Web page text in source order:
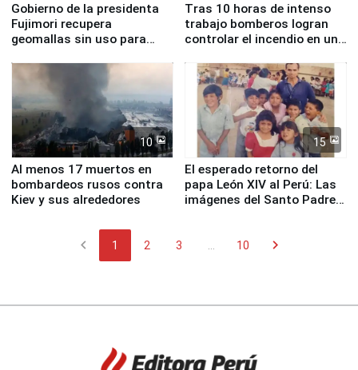
Gobierno de la presidenta
Fujimori recupera
geomallas sin uso para
Fenómeno El Niño
Tras 10 horas de intenso
trabajo bomberos logran
controlar el incendio en una
de Chile
10
Al menos 17 muertos en
bombardeos rusos contra
Kiev y sus alrededores
15
El esperado retorno del
papa León XIV al Perú: Las
imágenes del Santo Padre
chevron_left 1 2 3 10 chevron_right